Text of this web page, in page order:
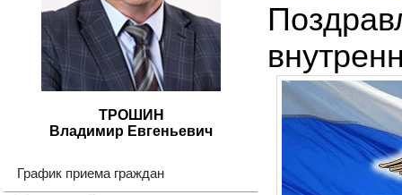
ТРОШИН
Владимир Евгеньевич
График приема граждан